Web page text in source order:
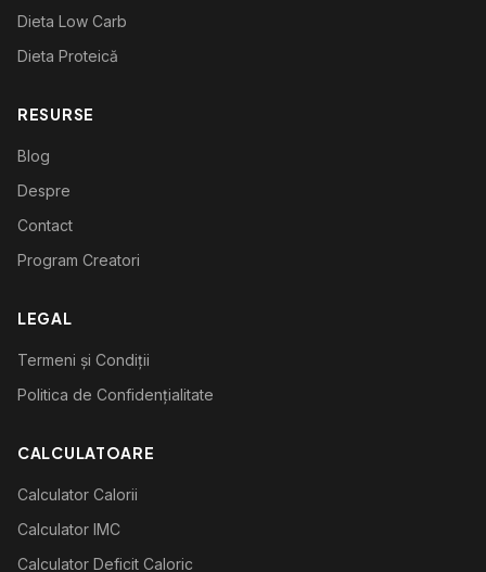
Dieta Low Carb
Dieta Proteică
RESURSE
Blog
Despre
Contact
Program Creatori
LEGAL
Termeni și Condiții
Politica de Confidențialitate
CALCULATOARE
Calculator Calorii
Calculator IMC
Calculator Deficit Caloric